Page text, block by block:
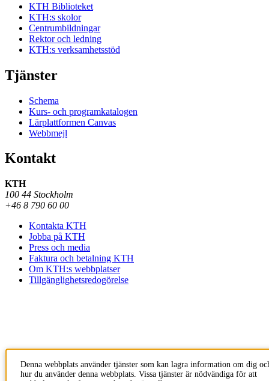
KTH Biblioteket
KTH:s skolor
Centrumbildningar
Rektor och ledning
KTH:s verksamhetsstöd
Tjänster
Schema
Kurs- och programkatalogen
Lärplattformen Canvas
Webbmejl
Kontakt
KTH
100 44 Stockholm
+46 8 790 60 00
Kontakta KTH
Jobba på KTH
Press och media
Faktura och betalning KTH
Om KTH:s webbplatser
Tillgänglighetsredogörelse
Denna webbplats använder tjänster som kan lagra information om dig
hur du använder denna webbplats. Vissa tjänster är nödvändiga för att